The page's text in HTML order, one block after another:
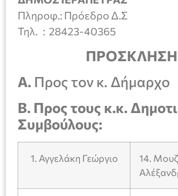
Πληροφ.: Πρόεδρο Δ.Σ
Τηλ. : 28423-40365
ΠΡΟΣΚΛΗΣΗ
Α. Προς τον κ. Δήμαρχο
Β. Προς τους κ.κ.
Συμβούλους:
1. Αγγελάκη Γεώργιο
14.